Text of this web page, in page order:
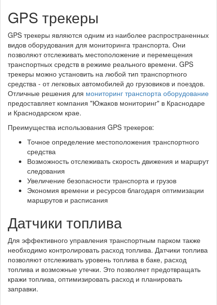
GPS трекеры
GPS трекеры являются одним из наиболее распространенных
видов оборудования для мониторинга транспорта. Они
позволяют отслеживать местоположение и перемещения
транспортных средств в режиме реального времени. GPS
трекеры можно установить на любой тип транспортного
средства - от легковых автомобилей до грузовиков и поездов.
Отличные решения для мониторинг транспорта оборудование
предоставляет компания "Южаков мониторинг" в Краснодаре
и Краснодарском крае.
Преимущества использования GPS трекеров:
Точное определение местоположения транспортного
средства
Возможность отслеживать скорость движения и маршрут
следования
Увеличение безопасности транспорта и грузов
Экономия времени и ресурсов благодаря оптимизации
маршрутов и расписания
Датчики топлива
Для эффективного управления транспортным парком также
необходимо контролировать расход топлива. Датчики топлива
позволяют отслеживать уровень топлива в баке, расход
топлива и возможные утечки. Это позволяет предотвращать
кражи топлива, оптимизировать расход и планировать
заправки.